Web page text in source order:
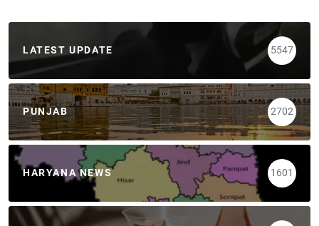
LATEST UPDATE 5547
PUNJAB 2702
HARYANA NEWS 1601